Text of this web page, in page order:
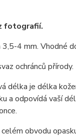
fotografií.
4 mm. Vhodné
ochránců přírody.
délka je délka
a odpovídá vaší
obvodu